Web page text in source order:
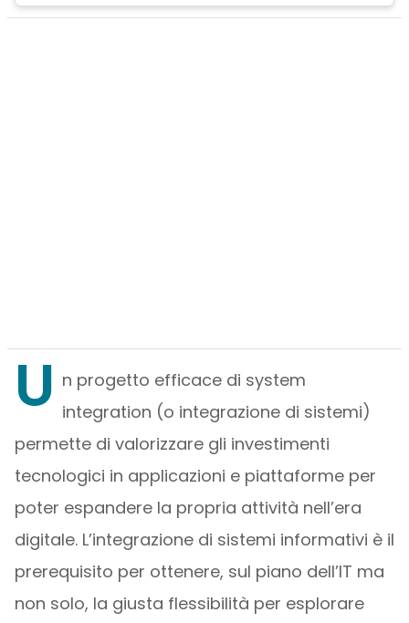
U n progetto efficace di system
integration (o integrazione di sistemi)
permette di valorizzare gli investimenti
tecnologici in applicazioni e piattaforme per
poter espandere la propria attività nell’era
digitale. L’integrazione di sistemi informativi è il
prerequisito per ottenere, sul piano dell’IT ma
non solo, la giusta flessibilità per esplorare